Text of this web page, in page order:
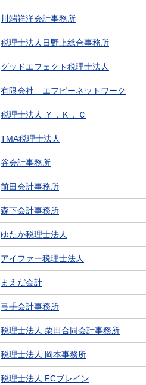
川端祥洋会計事務所
税理士法人日野上総合事務所
グッドエフェクト税理士法人
有限会社 エフピーネットワーク
税理士法人 Ｙ．Ｋ．Ｃ
TMA税理士法人
谷会計事務所
前田会計事務所
森下会計事務所
ゆたか税理士法人
アイファー税理士法人
まえだ会計
弓手会計事務所
税理士法人 栗田合同会計事務所
税理士法人 岡本事務所
税理士法人 FCブレイン